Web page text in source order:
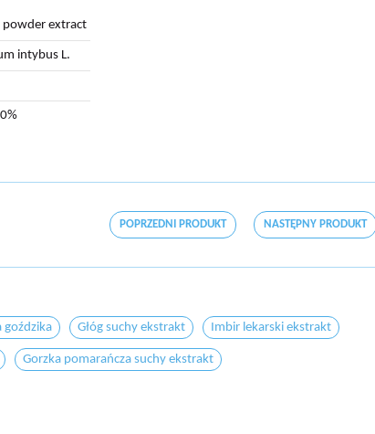
powder extract
intybus L.
POPRZEDNI PRODUKT NASTĘPNY PRODUKT
goździka Głóg suchy ekstrakt Imbir lekarski ekstrakt
Gorzka pomarańcza suchy ekstrakt